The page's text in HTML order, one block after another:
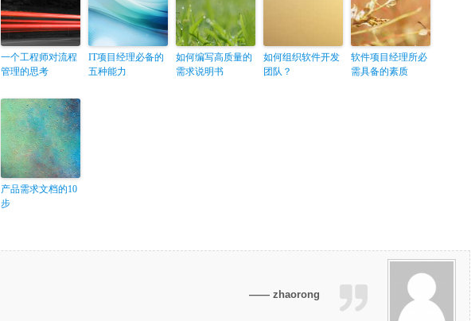
一个工程师对流程
管理的思考
IT项目经理必备的
五种能力
如何编写高质量的
需求说明书
如何组织软件开发
团队？
软件项目经理所必
需具备的素质
产品需求文档的10
步
—— zhaorong